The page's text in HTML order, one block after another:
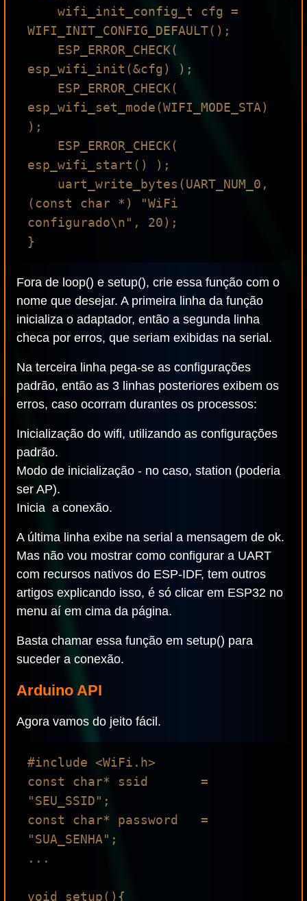
WIFI_INIT_CONFIG_DEFAULT();
esp_wifi_init(&cfg) );
esp_wifi_set_mode(WIFI_MODE_STA)
);
esp_wifi_start() );
(const char *) "WiFi
configurado\n", 20);
Fora de loop() e setup(), crie essa função com o
nome que desejar. A primeira linha da função
inicializa o adaptador, então a segunda linha
checa por erros, que seriam exibidas na serial.
Na terceira linha pega-se as configurações
padrão, então as 3 linhas posteriores exibem os
erros, caso ocorram durantes os processos:
Inicialização do wifi, utilizando as configurações
padrão.
Modo de inicialização - no caso, station (poderia
ser AP).
Inicia a conexão.
A última linha exibe na serial a mensagem de ok.
Mas não vou mostrar como configurar a UART
com recursos nativos do ESP-IDF, tem outros
artigos explicando isso, é só clicar em ESP32 no
menu aí em cima da página.
Basta chamar essa função em setup() para
suceder a conexão.
Arduino API
Agora vamos do jeito fácil.
#include <WiFi.h>
const char* ssid       =
"SEU_SSID";
const char* password   =
"SUA_SENHA";
...
void setup(){